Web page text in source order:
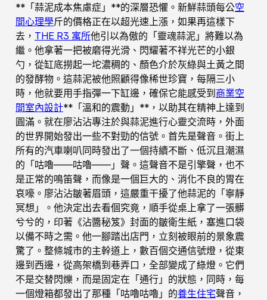
**「蒜泥成本焦慮症」**的深層恐懼。新鮮蒜頭每公空
間心理學斤的價格正在以超光速上漲，如果再這樣下
去， THE R3 寓所他引以為傲的「靈魂蒜泥」將難以為
繼。他拿著一把被磨得光滑、閃耀著不祥光芒的小銀
勺，從缸底撈起一坨濃稠的、顏色介於灰綠與土黃之間
的發酵物。這蒜泥被他照顧得像稀世珍寶，每隔三小
時，他就要用手指彈一下缸邊，確保它能感受到商業空
間室內設計**「溫和的震動」**，以助其在精神上達到
圓滿。就在廖沾沾專注於與蒜泥進行心靈交流時，外面
的世界開始發出一些不對勁的信號。首先是聲音。街上
所有的汽車喇叭同時發出了一個持續不斷、低沉且潮濕
的「咕嚕——咕嚕——」聲。這聲音不是引擎聲，也不
是正常的鳴笛聲，而像是一個巨大的、消化不良的胃在
哀嚎。廖沾沾皺著眉頭，這嚴重干擾了他蒜泥的「寧靜
冥想」。他決定出去看個究竟，順手從桌上拿了一張髒
兮兮的，印著《沾醬秘笈》封面的皺衛生紙，塞進口袋
以備不時之需。他一腳踏出店門，立刻被眼前的景象震
驚了。整條城市的主幹道上，數百個交通信號燈，從東
邊到西邊，從高架橋到巷弄口，全部變成了綠燈。它們
不是交替閃爍，而是固定在「通行」的狀態，同時，每
一個燈箱都發出了那種「咕嚕咕嚕」的養生住宅聲音，